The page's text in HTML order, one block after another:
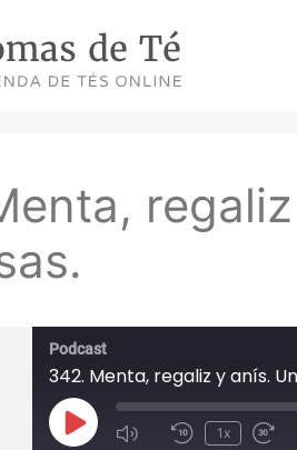
Podcast
342. Menta, regaliz y anís.
Play
1x